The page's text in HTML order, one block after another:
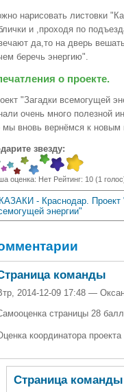
нарисовать листовки
и ,проходя по
да,то на дверь
беречь энергию".
о проекте.
"Загадки всемогущей
очень много полезной
мы вновь вернёмся к новым
звезду:
оценка: Нет Рейтинг: 10 (1
- Краснодар. Проект
энергии"
команды
2014-12-09 17:48 —
страницы 28
координатора
Страница команды